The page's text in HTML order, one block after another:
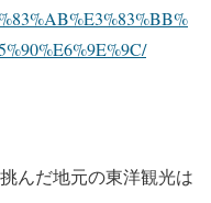
んだ地元の東洋観光は